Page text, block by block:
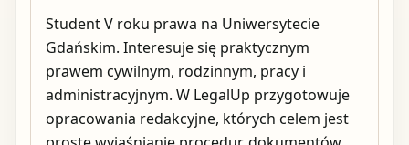
Student V roku prawa na Uniwersytecie
Gdańskim. Interesuje się praktycznym
prawem cywilnym, rodzinnym, pracy i
administracyjnym. W LegalUp przygotowuje
opracowania redakcyjne, których celem jest